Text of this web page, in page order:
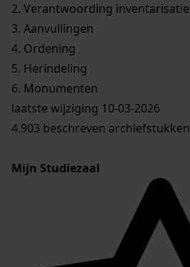
2. Verantwoording inventarisatie
3. Aanvullingen
4. Ordening
5. Herindeling
6. Monumenten
laatste wijziging 10-03-2026
4.903 beschreven archiefstukken
Mijn Studiezaal